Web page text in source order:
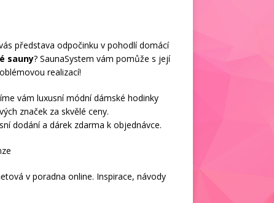
představa odpočinku v pohodlí domácí
sauny? SaunaSystem vám pomůže s její
realizací!
vám luxusní módnídámské hodinky
značek za skvělé ceny.
dodání a dárek zdarma k objednávce.
v poradna online. Inspirace, návody